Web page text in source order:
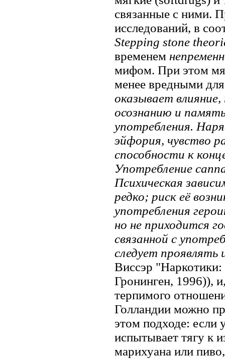
связанные с ними.
исследований, в
Stepping stone
временем
мифом. При этом
менее вредными
оказывает
осознанию и
употребления.
эйфория, чувство
способности к
Употребление
Психическая
редко; риск её
употребления
но не приходится
связанной с
следует
Виссэр
Гронинген, 1996)),
терпимого
Голландии можно
этом подходе:
испытывает тягу к
марихуана или